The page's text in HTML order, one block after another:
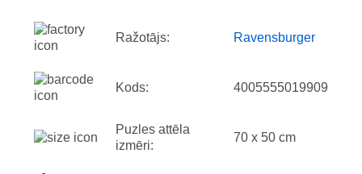
Ražotājs: Ravensburger
Kods: 4005555019909
Puzles attēla
izmēri:
70 x 50 cm